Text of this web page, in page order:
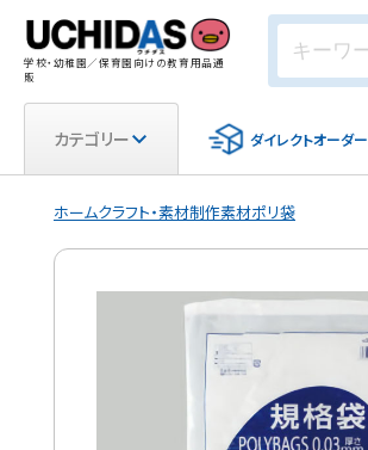
学校・幼稚園／保育園向けの教育用品通
販
カテゴリー ダイレクトオーダー
ホームクラフト・素材制作素材ポリ袋